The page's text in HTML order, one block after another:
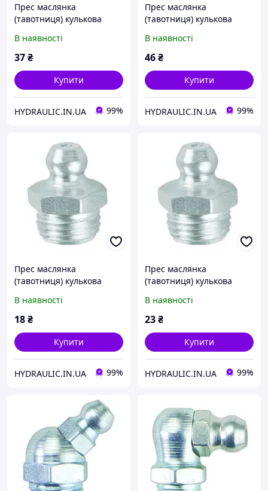
Прес маслянка
(тавотниця) кулькова
поштучно, DIN71412 |
UMETA Німеччина
В наявності
37₴
Купити
HYDRAULIC.IN.UA 99%
Прес маслянка
(тавотниця) кулькова
поштучно, DIN71412 |
UMETA Німеччина
В наявності
46₴
Купити
HYDRAULIC.IN.UA 99%
Прес маслянка
(тавотниця) кулькова
поштучно, DIN71412 |
UMETA Німеччина
В наявності
18₴
Купити
HYDRAULIC.IN.UA 99%
Прес маслянка
(тавотниця) кулькова
поштучно, DIN71412 |
UMETA Німеччина
В наявності
23₴
Купити
HYDRAULIC.IN.UA 99%